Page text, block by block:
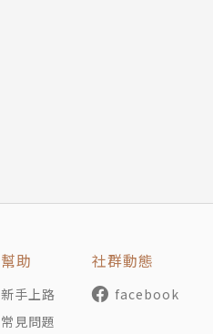
幫助
新手上路
常見問題
社群動態
facebook